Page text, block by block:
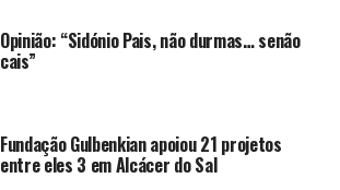
Opinião: “Sidónio Pais, não durmas… senão
cais”
Fundação Gulbenkian apoiou 21 projetos
entre eles 3 em Alcácer do Sal